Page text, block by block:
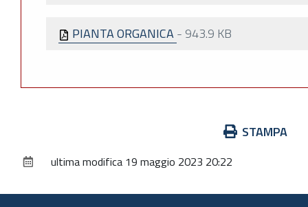
PIANTA ORGANICA- 943.9 KB
documento
STAMPA
ultima modifica 19 maggio 2023 20:22